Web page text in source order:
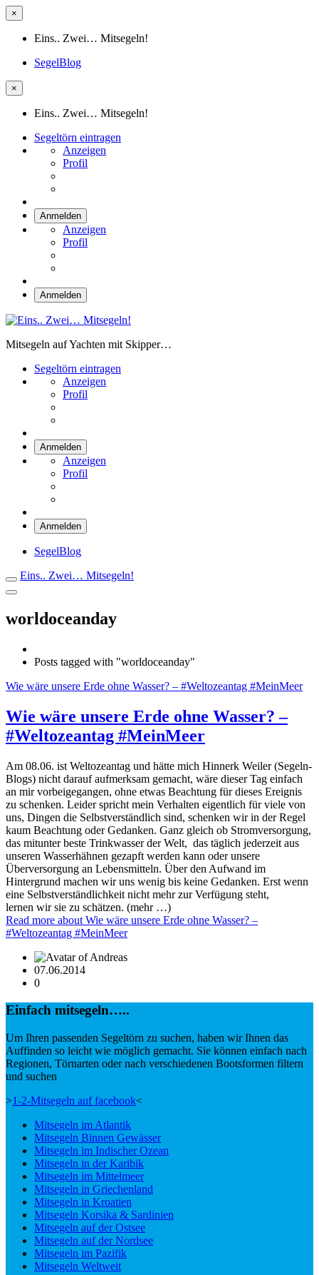
×
Eins.. Zwei… Mitsegeln!
SegelBlog
×
Eins.. Zwei… Mitsegeln!
Segeltörn eintragen
Anzeigen
Profil
Anmelden
Anzeigen
Profil
Anmelden
Mitsegeln auf Yachten mit Skipper…
Segeltörn eintragen
Anzeigen
Profil
Anmelden
Anzeigen
Profil
Anmelden
SegelBlog
Eins.. Zwei… Mitsegeln!
worldoceanday
Posts tagged with "worldoceanday"
Wie wäre unsere Erde ohne Wasser? – #Weltozeantag #MeinMeer
Wie wäre unsere Erde ohne Wasser? –
#Weltozeantag #MeinMeer
Am 08.06. ist Weltozeantag und hätte mich Hinnerk Weiler (Segeln-
Blogs) nicht darauf aufmerksam gemacht, wäre dieser Tag einfach
an mir vorbeigegangen, ohne etwas Beachtung für dieses Ereignis
zu schenken. Leider spricht mein Verhalten eigentlich für viele von
uns, Dingen die Selbstverständlich sind, schenken wir in der Regel
kaum Beachtung oder Gedanken. Ganz gleich ob Stromversorgung,
das mitunter beste Trinkwasser der Welt, das täglich jederzeit aus
unseren Wasserhähnen gezapft werden kann oder unsere
Überversorgung an Lebensmitteln. Über den Aufwand im
Hintergrund machen wir uns wenig bis keine Gedanken. Erst wenn
eine Selbstverständlichkeit nicht mehr zur Verfügung steht,
lernen wir sie zu schätzen. (mehr …)
Read more about Wie wäre unsere Erde ohne Wasser? –
#Weltozeantag #MeinMeer
07.06.2014
0
Einfach mitsegeln…..
Um Ihren passenden Segeltörn zu suchen, haben wir Ihnen das
Auffinden so leicht wie möglich gemacht. Sie können einfach nach
Regionen, Törnarten oder nach verschiedenen Bootsformen filtern
und suchen
>1-2-Mitsegeln auf facebook<
Mitsegeln im Atlantik
Mitsegeln Binnen Gewässer
Mitsegeln im Indischer Ozean
Mitsegeln in der Karibik
Mitsegeln im Mittelmeer
Mitsegeln in Griechenland
Mitsegeln in Kroatien
Mitsegeln Korsika & Sardinien
Mitsegeln auf der Ostsee
Mitsegeln auf der Nordsee
Mitsegeln im Pazifik
Mitsegeln Weltweit